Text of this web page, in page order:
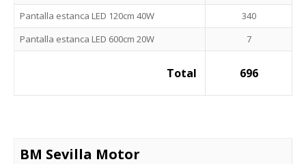
Pantalla estanca LED 120cm 40W
340
Pantalla estanca LED 600cm 20W
7
Total 696
BM Sevilla Motor